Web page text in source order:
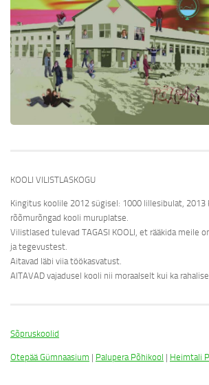
KOOLI VILISTLASKOGU
Kingitus koolile 2012 sügisel: 1000 lillesibulat, 2013
rõõmurõngad kooli muruplatse.
Vilistlased tulevad TAGASI KOOLI, et rääkida meile
ja tegevustest.
Aitavad läbi viia töökasvatust.
AITAVAD vajadusel kooli nii moraalselt kui ka
Sõpruskoolid
Otepää Gümnaasium | Palupera Põhikool | Heimtali